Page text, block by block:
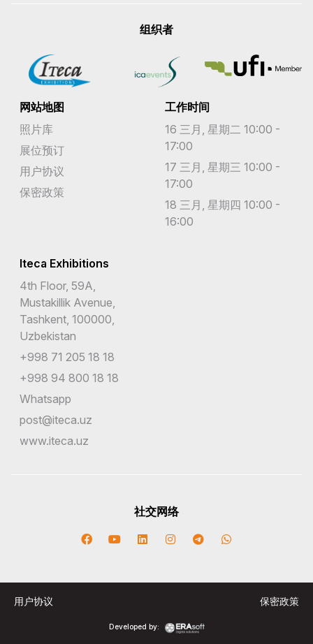
组织者
网站地图
照片库
展位预订
用户协议
保密政策
工作时间
16 三月, 星期二 10:00 -
17:00
17 三月, 星期三 10:00 -
17:00
18 三月, 星期四 10:00 -
16:00
Iteca Exhibitions
4th Floor, 59A,
Mustakillik Avenue,
Tashkent, 100000,
Uzbekistan
+998 71 205 18 18
+998 94 800 18 18
Whatsapp
post@iteca.uz
www.iteca.uz
社交网络
Developed by:
用户协议 保密政策